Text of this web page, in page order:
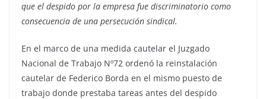
que el despido por la empresa fue discriminatorio como
consecuencia de una persecución sindical.
En el marco de una medida cautelar el Juzgado
Nacional de Trabajo Nº72 ordenó la reinstalación
cautelar de Federico Borda en el mismo puesto de
trabajo donde prestaba tareas antes del despido